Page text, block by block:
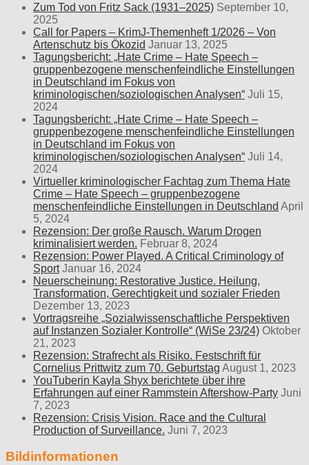
Zum Tod von Fritz Sack (1931–2025) September 10,
2025
Call for Papers – KrimJ-Themenheft 1/2026 – Von
Artenschutz bis Ökozid Januar 13, 2025
Tagungsbericht: „Hate Crime – Hate Speech –
gruppenbezogene menschenfeindliche Einstellungen
in Deutschland im Fokus von
kriminologischen/soziologischen Analysen“ Juli 15,
2024
Tagungsbericht: „Hate Crime – Hate Speech –
gruppenbezogene menschenfeindliche Einstellungen
in Deutschland im Fokus von
kriminologischen/soziologischen Analysen“ Juli 14,
2024
Virtueller kriminologischer Fachtag zum Thema Hate
Crime – Hate Speech – gruppenbezogene
menschenfeindliche Einstellungen in Deutschland April
5, 2024
Rezension: Der große Rausch. Warum Drogen
kriminalisiert werden. Februar 8, 2024
Rezension: Power Played. A Critical Criminology of
Sport Januar 16, 2024
Neuerscheinung: Restorative Justice. Heilung,
Transformation, Gerechtigkeit und sozialer Frieden
Dezember 13, 2023
Vortragsreihe „Sozialwissenschaftliche Perspektiven
auf Instanzen Sozialer Kontrolle“ (WiSe 23/24) Oktober
21, 2023
Rezension: Strafrecht als Risiko. Festschrift für
Cornelius Prittwitz zum 70. Geburtstag August 1, 2023
YouTuberin Kayla Shyx berichtete über ihre
Erfahrungen auf einer Rammstein Aftershow-Party Juni
7, 2023
Rezension: Crisis Vision. Race and the Cultural
Production of Surveillance. Juni 7, 2023
Bildinformationen